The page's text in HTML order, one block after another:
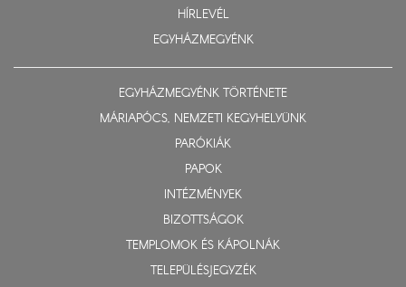
HÍRLEVÉL
EGYHÁZMEGYÉNK
EGYHÁZMEGYÉNK TÖRTÉNETE
MÁRIAPÓCS, NEMZETI KEGYHELYÜNK
PARÓKIÁK
PAPOK
INTÉZMÉNYEK
BIZOTTSÁGOK
TEMPLOMOK ÉS KÁPOLNÁK
TELEPÜLÉSJEGYZÉK